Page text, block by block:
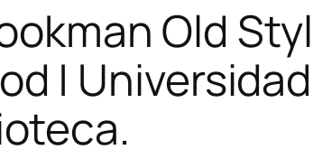
Old
|